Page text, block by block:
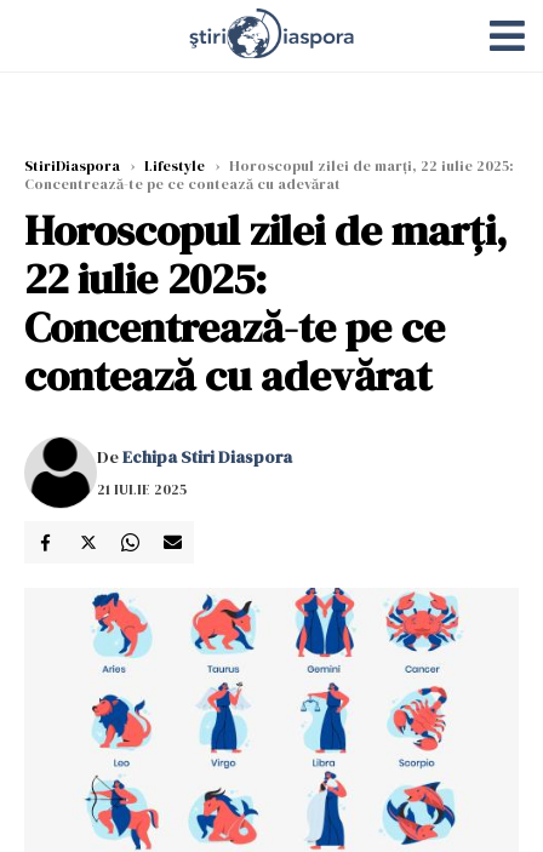
StiriDiaspora › Lifestyle › Horoscopul zilei de marți, 22 iulie 2025:
Concentrează-te pe ce contează cu adevărat
Horoscopul zilei de marți,
22 iulie 2025:
Concentrează-te pe ce
contează cu adevărat
DeEchipa Stiri Diaspora
21 IULIE 2025